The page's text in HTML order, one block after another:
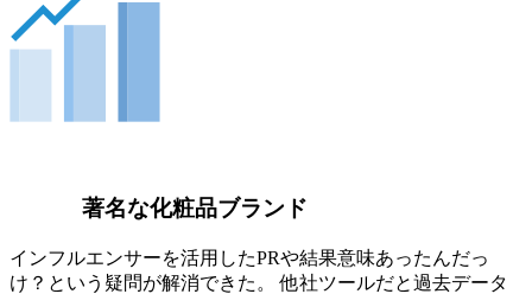
著名な化粧品ブランド
インフルエンサーを活用したPRや結果意味あったんだっ
け？という疑問が解消できた。 他社ツールだと過去データ